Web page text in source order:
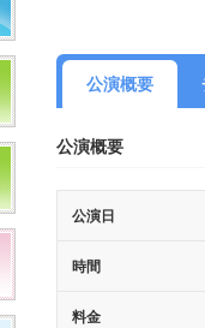
公演概要
公演概要
公演日
時間
料金